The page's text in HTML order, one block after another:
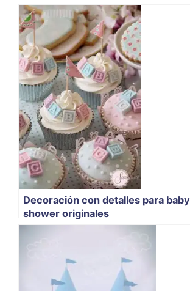
Decoración con detalles para baby
shower originales